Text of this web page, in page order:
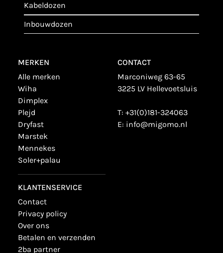
kabeldozen
inbouwdozen
MERKEN
alle merken
wiha
dimplex
plejd
dryfast
marstek
mennekes
soler+palau
KLANTENSERVICE
contact
privacy policy
over ons
betalen en verzenden
2ba partner
CONTACT
Marconiweg 63-65
3225 LV Hellevoetsluis
T: +31(0)181-324063
E: info@migomo.nl